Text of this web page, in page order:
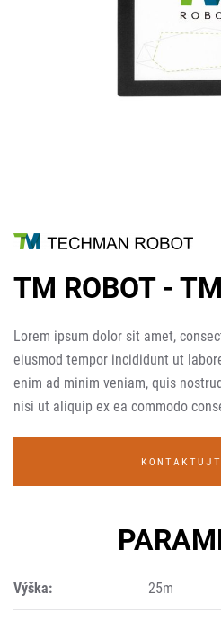
TM ROBOT -
Lorem ipsum dolor sit amet,
eiusmod tempor incididunt ut
enim ad minim veniam, quis
nisi ut aliquip ex ea commodo
Výška: 25m